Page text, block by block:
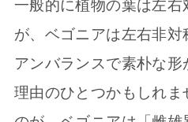
一般的に植物の葉は左
が、ベゴニアは左右非
アンバランスで素朴な
理由のひとつかもしれ